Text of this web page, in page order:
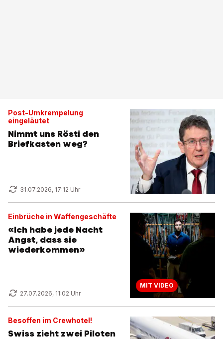
Post-Umkrempelung
eingeläutet
Nimmt uns Rösti den
Briefkasten weg?
31.07.2026, 17:12 Uhr
Einbrüche in Waffengeschäfte
«Ich habe jede Nacht
Angst, dass sie
wiederkommen»
27.07.2026, 11:02 Uhr
MIT VIDEO
Besoffen im Crewhotel!
Swiss zieht zwei Piloten